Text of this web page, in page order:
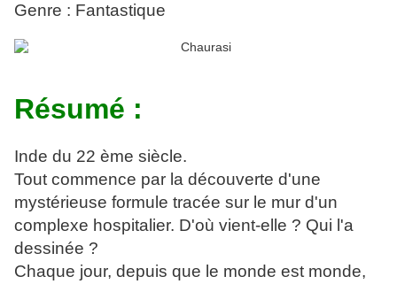
Genre : Fantastique
Résumé :
Inde du 22 ème siècle.
Tout commence par la découverte d'une
mystérieuse formule tracée sur le mur d'un
complexe hospitalier. D'où vient-elle ? Qui l'a
dessinée ?
Chaque jour, depuis que le monde est monde,